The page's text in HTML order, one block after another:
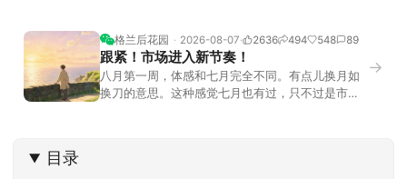
格兰后花园 2026-08-07 2636 494 548 89
跟紧！市场进入新节奏！
八月第一周，体感和七月完全不同。有点儿换月如
换刀的意思。这种感觉七月也有过，只不过是市场
→
目录